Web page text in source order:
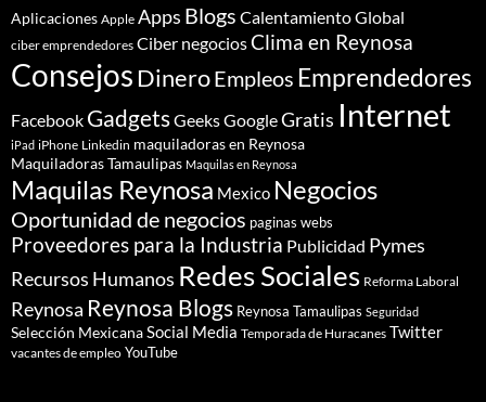
Aplicaciones Apple Apps Blogs Calentamiento Global
ciber emprendedores Ciber negociosClima en Reynosa
ConsejosDineroEmpleos Emprendedores
Facebook GadgetsGeeksGoogleGratis Internet
iPad iPhone Linkedin maquiladoras en Reynosa
Maquiladoras Tamaulipas Maquilas en Reynosa
Maquilas Reynosa Mexico Negocios
Oportunidad de negocios paginas webs
Proveedores para la Industria Publicidad Pymes
Recursos Humanos Redes Sociales Reforma Laboral
Reynosa Reynosa Blogs Reynosa Tamaulipas Seguridad
Selección MexicanaSocial Media Temporada de Huracanes Twitter
vacantes de empleo YouTube